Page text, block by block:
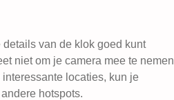
van de klok goed kunt
niet om je camera mee te nemen
locaties, kun je
hotspots.